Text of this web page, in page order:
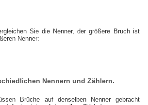
Sie die Nenner, der größere Bruch ist
Nenner:
Nennern und Zählern.
Brüche auf denselben Nenner gebracht